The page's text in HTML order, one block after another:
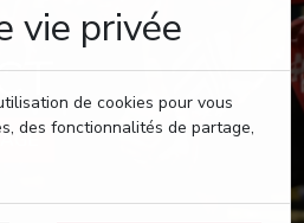
vie privée
de cookies pour vous
des fonctionnalités de partage,